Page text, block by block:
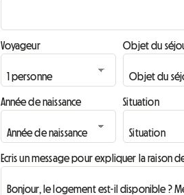
Voyageur Objet du
Année de naissance Situation
Ecris un message pour expliquer la raison